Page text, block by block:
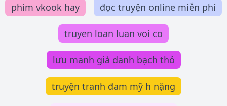
phim vkook hay đọc truyện online miễn phí
truyen loan luan voi co
lưu manh giả danh bạch thỏ
truyện tranh đam mỹ h nặng